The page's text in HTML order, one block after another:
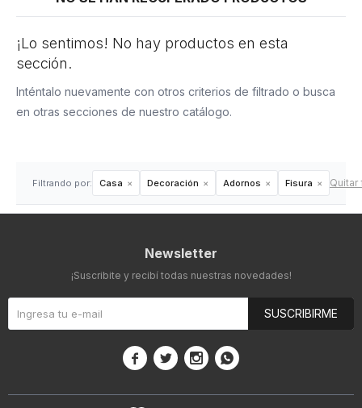
¡Lo sentimos! No hay productos en esta
sección.
Inténtalo nuevamente con otros criterios de filtrado o busca
en otras secciones de nuestro catálogo.
Filtrando por: Casa Decoración Adornos Fisura Quitar
Newsletter
¡Suscribite y recibí todas nuestras novedades!
SUSCRIBIRME
   